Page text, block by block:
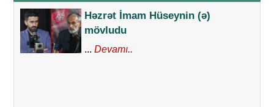
Həzrət İmam Hüseynin (ə)
mövludu
... Devamı..